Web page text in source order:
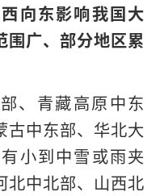
向东影响我国大
围广、部分地区累
、青藏高原中东
古中东部、华北大
小到中雪或雨夹
北中北部、山西北